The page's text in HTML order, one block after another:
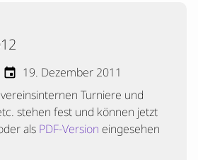
event 19. Dezember 2011
Turniere und
stehen fest und können jetzt
als PDF-Version eingesehen